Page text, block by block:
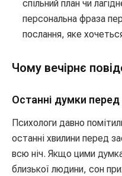
спільний план чи
персональна фраза
послання, яке
Чому вечірнє
Останні думки
Психологи давно
останні хвилини перед
всю ніч. Якщо цими
близької людини, сон